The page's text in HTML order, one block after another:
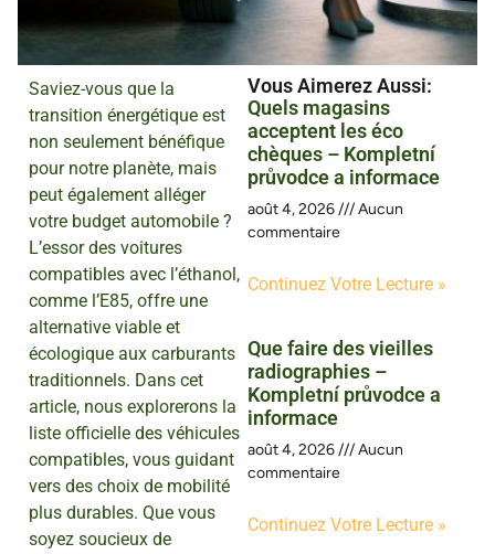
Saviez-vous que la
transition énergétique est
non seulement bénéfique
pour notre planète, mais
peut également alléger
votre budget automobile ?
L’essor des voitures
compatibles avec l’éthanol,
comme l’E85, offre une
alternative viable et
écologique aux carburants
traditionnels. Dans cet
article, nous explorerons la
liste officielle des véhicules
compatibles, vous guidant
vers des choix de mobilité
plus durables. Que vous
soyez soucieux de
Vous Aimerez Aussi :
Quels magasins
acceptent les éco
chèques – Kompletní
průvodce a informace
août 4, 2026
Aucun
commentaire
Continuez Votre Lecture »
Que faire des vieilles
radiographies –
Kompletní průvodce a
informace
août 4, 2026
Aucun
commentaire
Continuez Votre Lecture »